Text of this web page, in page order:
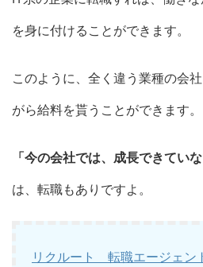
を身に付けることができます。
このように、全く違う業種の会
がら給料を貰うことができます。
「今の会社では、成長できてい
は、転職もありですよ。
リクルート 転職エージェン